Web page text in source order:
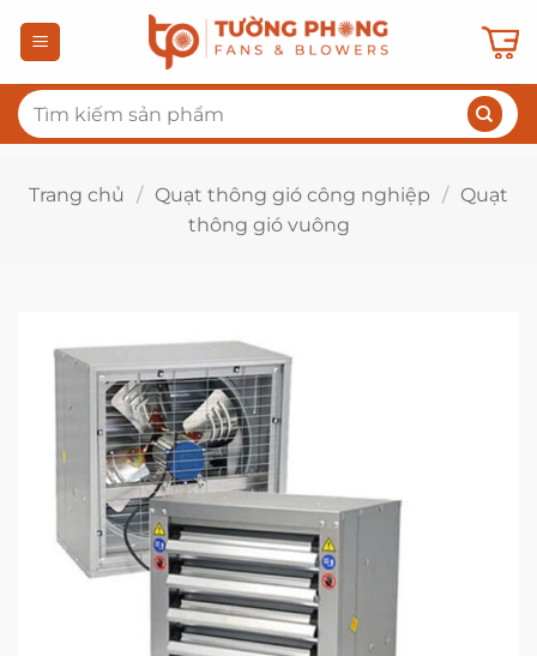
qua
dung
Tìm
kiếm:
Trang chủ / Quạt thông gió công nghiệp / Quạt
thông gió vuông